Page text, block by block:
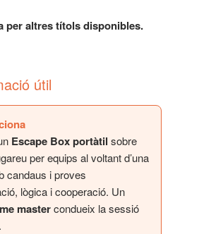
per altres títols disponibles.
útil
Escape Box portàtil sobre
per equips al voltant d’una
candaus i proves
lògica i cooperació. Un
mastercondueix la sessió